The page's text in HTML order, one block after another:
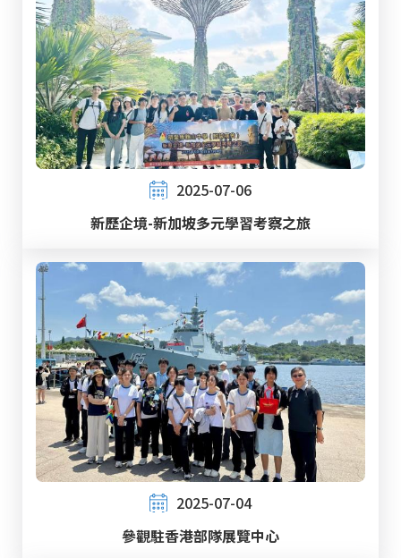
2025-07-06
新歷企境-新加坡多元學習考察之旅
2025-07-04
參觀駐香港部隊展覽中心